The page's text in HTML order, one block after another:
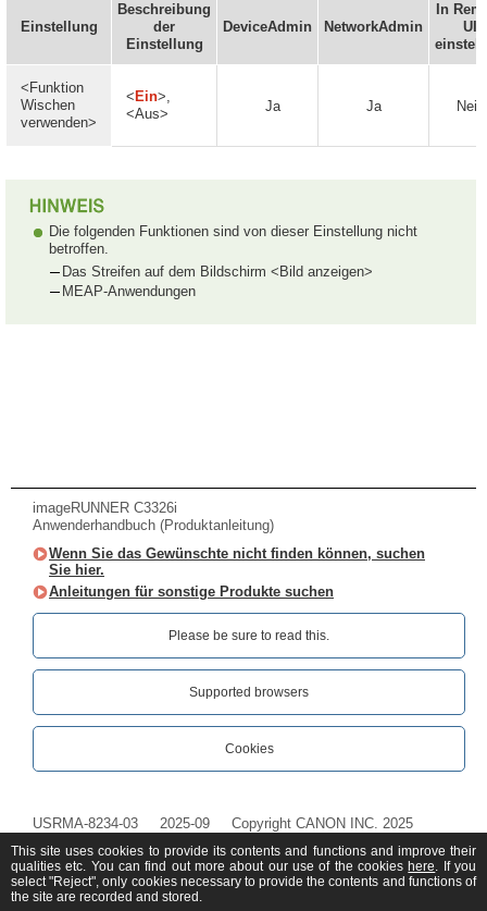
Einstellung
Beschreibung
der
Einstellung
DeviceAdmin NetworkAdmin
In
UI
<Funktion
Wischen
verwenden>
< Ein>,
<Aus>
Ja Ja Nein
Die folgenden Funktionen sind von dieser Einstellung nicht
betroffen.
Das Streifen auf dem Bildschirm <Bild anzeigen>
MEAP-Anwendungen
imageRUNNER C3326i
Anwenderhandbuch (Produktanleitung)
Wenn Sie das Gewünschte nicht finden können, suchen
Sie hier.
Anleitungen für sonstige Produkte suchen
Please be sure to read this.‎
Supported browsers
Cookies
USRMA-8234-03 2025-09 Copyright CANON INC. 2025
This site uses cookies to provide its contents and functions and improve their
qualities etc. You can find out more about our use of the cookies here. If you
select "Reject", only cookies necessary to provide the contents and functions of
the site are recorded and stored.